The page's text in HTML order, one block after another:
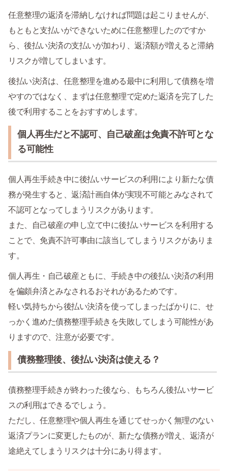
任意整理の返済を滞納しなければ問題は起こりませんが、
もともと支払いができないために任意整理したのですか
ら、後払い決済の支払いが加わり、返済額が増えると滞納
リスクが増してしまいます。
後払い決済は、任意整理を進める最中に利用して債務を増
やすのではなく、まずは任意整理で定めた返済を完了した
後で利用することをおすすめします。
個人再生だと不認可、自己破産は免責不許可とな
る可能性
個人再生手続き中に後払いサービスの利用により新たな債
務が発生すると、返済計画自体が実現不可能とみなされて
不認可となってしまうリスクがあります。
また、自己破産の申し立て中に後払いサービスを利用する
ことで、免責不許可事由に該当してしまうリスクがありま
す。
個人再生・自己破産ともに、手続き中の後払い決済の利用
を偏頗弁済とみなされるおそれがあるためです。
軽い気持ちから後払い決済を使ってしまったばかりに、せ
っかく進めた債務整理手続きを失敗してしまう可能性があ
りますので、注意が必要です。
債務整理後、後払い決済は使える？
債務整理手続きが終わった後なら、もちろん後払いサービ
スの利用はできるでしょう。
ただし、任意整理や個人再生を通じてせっかく無理のない
返済プランに変更したものが、新たな債務が増え、返済が
途絶えてしまうリスクは十分にあり得ます。